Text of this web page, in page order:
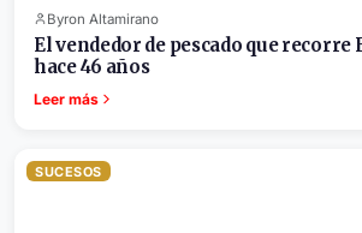
Byron Altamirano
El vendedor de pescado que recorre
hace 46 años
Leer más
SUCESOS